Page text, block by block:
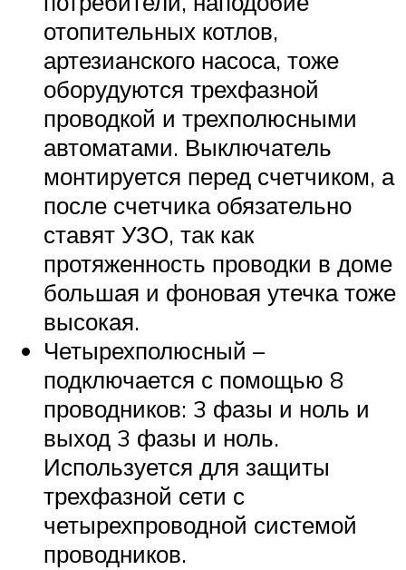
отопительных котлов,
артезианского насоса, тоже
оборудуются трехфазной
проводкой и трехполюсными
автоматами. Выключатель
монтируется перед счетчиком, а
после счетчика обязательно
ставят УЗО, так как
протяженность проводки в доме
большая и фоновая утечка тоже
высокая.
Четырехполюсный –
подключается с помощью 8
проводников: 3 фазы и ноль и
выход 3 фазы и ноль.
Используется для защиты
трехфазной сети с
четырехпроводной системой
проводников.